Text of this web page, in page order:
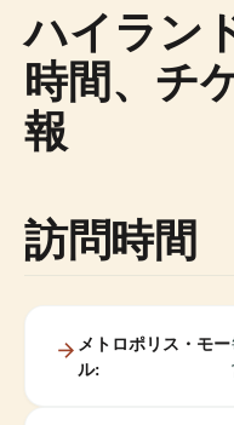
ハイラン
時間、チ
報
訪問時間
メトロポリス・モー
ル: